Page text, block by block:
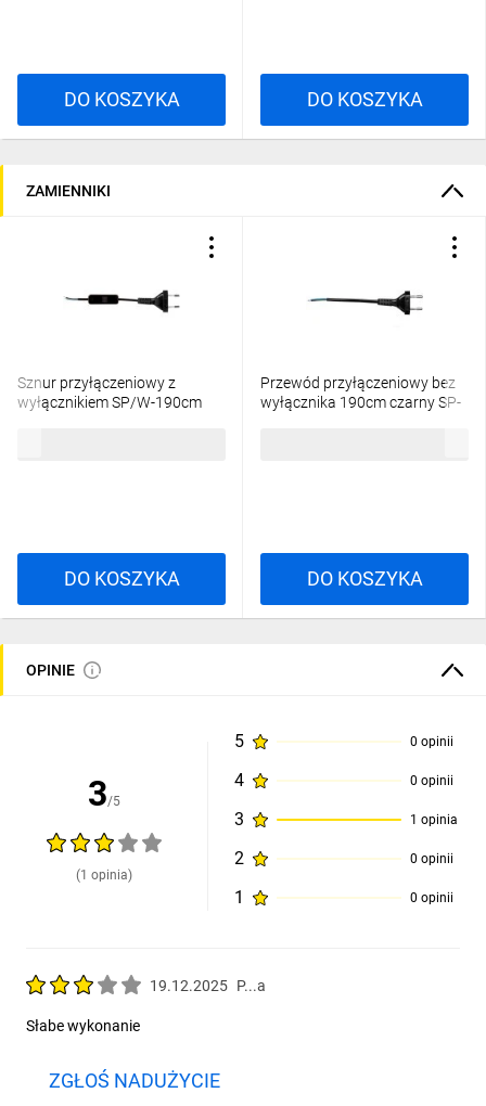
DO KOSZYKA DO KOSZYKA
ZAMIENNIKI
Sznur przyłączeniowy z
wyłącznikiem SP/W-190cm
DO KOSZYKA
Przewód przyłączeniowy bez
wyłącznika 190cm czarny SP-
DO KOSZYKA
OPINIE
3/5
(1 opinia)
5 0 opinii
4 0 opinii
3 1 opinia
2 0 opinii
1 0 opinii
19.12.2025 P...a
Słabe wykonanie
ZGŁOŚ NADUŻYCIE